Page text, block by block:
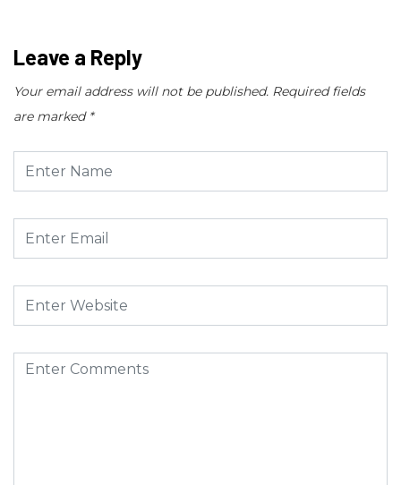
Leave a Reply
Your email address will not be published. Required fields
are marked *